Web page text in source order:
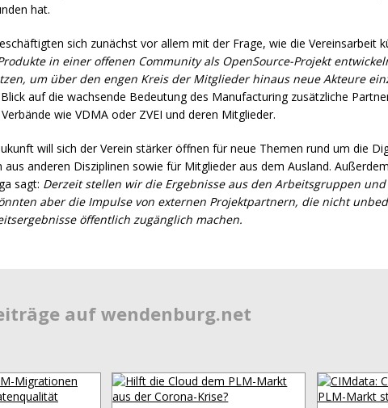
hat.
sich zunächst vor allem mit der Frage, wie die Vereinsarbeit
in einer offenen Community als OpenSource-Projekt
um über den engen Kreis der Mitglieder hinaus neue Akteure
auf die wachsende Bedeutung des Manufacturing zusätzliche
wie VDMA oder ZVEI und deren Mitglieder.
will sich der Verein stärker öffnen für neue Themen rund um die
aus anderen Disziplinen sowie für Mitglieder aus dem Ausland.
sagt: Derzeit stellen wir die Ergebnisse aus den Arbeitsgruppen
aber die Impulse von externen Projektpartnern, die nicht
öffentlich zugänglich machen.
auf wendenburg.net